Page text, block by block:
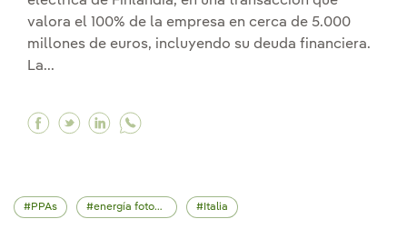
valora el 100% de la empresa en cerca de 5.000
millones de euros, incluyendo su deuda financiera.
La...
Facebook Iberdrola compra la mayor
Twitter Iberdrola compra la mayor
Linkedin Iberdrola compra la mayor
PPAs energía fotovoltaica Italia